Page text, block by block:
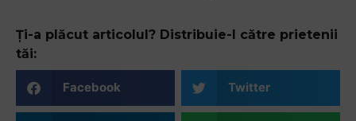
Ți-a plăcut articolul? Distribuie-l către prietenii
tăi:
Facebook Twitter